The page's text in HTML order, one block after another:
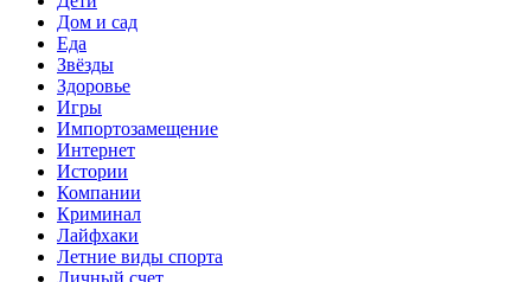
Дом и сад
Еда
Звёзды
Здоровье
Игры
Импортозамещение
Интернет
Истории
Компании
Криминал
Лайфхаки
Летние виды спорта
Личный счет